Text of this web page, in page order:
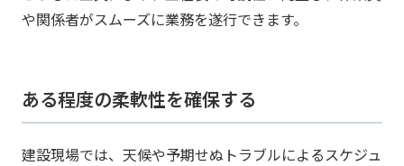
や関係者がスムーズに業務を遂行できます。
ある程度の柔軟性を確保する
建設現場では、天候や予期せぬトラブルによるスケジュ